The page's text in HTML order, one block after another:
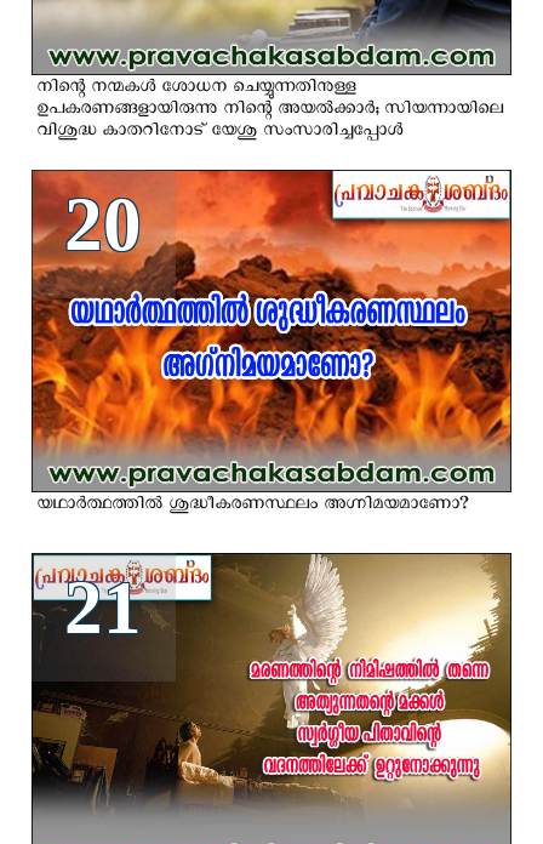
നിന്റെ നന്മകള്‍ ശോധന ചെയ്യുന്നതിനുള്ള
ഉപകരണങ്ങളായിരുന്നു നിന്റെ അയല്‍ക്കാര്‍; സിയന്നായിലെ
വിശുദ്ധ കാതറിനോട് യേശു സംസാരിച്ചപ്പോള്‍
20
യഥാര്‍ത്ഥത്തില്‍ ശുദ്ധീകരണസ്ഥലം അഗ്നിമയമാണോ?
21